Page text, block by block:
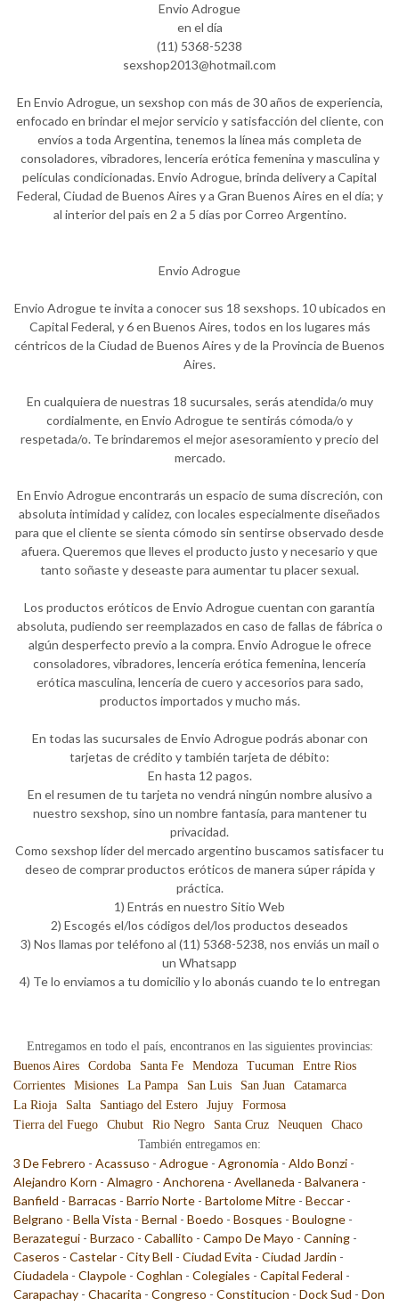
Envio Adrogue
en el día
(11) 5368-5238
sexshop2013@hotmail.com
En Envio Adrogue, un sexshop con más de 30 años de experiencia,
enfocado en brindar el mejor servicio y satisfacción del cliente, con
envíos a toda Argentina, tenemos la línea más completa de
consoladores, vibradores, lencería erótica femenina y masculina y
películas condicionadas. Envio Adrogue, brinda delivery a Capital
Federal, Ciudad de Buenos Aires y a Gran Buenos Aires en el día; y
al interior del pais en 2 a 5 días por Correo Argentino.
Envio Adrogue
Envio Adrogue te invita a conocer sus 18 sexshops. 10 ubicados en
Capital Federal, y 6 en Buenos Aires, todos en los lugares más
céntricos de la Ciudad de Buenos Aires y de la Provincia de Buenos
Aires.
En cualquiera de nuestras 18 sucursales, serás atendida/o muy
cordialmente, en Envio Adrogue te sentirás cómoda/o y
respetada/o. Te brindaremos el mejor asesoramiento y precio del
mercado.
En Envio Adrogue encontrarás un espacio de suma discreción, con
absoluta intimidad y calidez, con locales especialmente diseñados
para que el cliente se sienta cómodo sin sentirse observado desde
afuera. Queremos que lleves el producto justo y necesario y que
tanto soñaste y deseaste para aumentar tu placer sexual.
Los productos eróticos de Envio Adrogue cuentan con garantía
absoluta, pudiendo ser reemplazados en caso de fallas de fábrica o
algún desperfecto previo a la compra. Envio Adrogue le ofrece
consoladores, vibradores, lencería erótica femenina, lencería
erótica masculina, lencería de cuero y accesorios para sado,
productos importados y mucho más.
En todas las sucursales de Envio Adrogue podrás abonar con
tarjetas de crédito y también tarjeta de débito:
En hasta 12 pagos.
En el resumen de tu tarjeta no vendrá ningún nombre alusivo a
nuestro sexshop, sino un nombre fantasía, para mantener tu
privacidad.
Como sexshop líder del mercado argentino buscamos satisfacer tu
deseo de comprar productos eróticos de manera súper rápida y
práctica.
1) Entrás en nuestro Sitio Web
2) Escogés el/los códigos del/los productos deseados
3) Nos llamas por teléfono al (11) 5368-5238, nos enviás un mail o
un Whatsapp
4) Te lo enviamos a tu domicilio y lo abonás cuando te lo entregan
Entregamos en todo el país, encontranos en las siguientes provincias:
Buenos Aires
Cordoba Santa Fe Mendoza Tucuman
Entre Rios
Corrientes
Misiones La Pampa San Luis San Juan
Catamarca
La Rioja
Salta Santiago del Estero Jujuy
Formosa
Tierra del Fuego
Chubut Rio Negro Santa Cruz Neuquen
Chaco
También entregamos en:
3 De Febrero - Acassuso - Adrogue - Agronomia - Aldo Bonzi -
Alejandro Korn - Almagro - Anchorena - Avellaneda - Balvanera -
Banfield - Barracas - Barrio Norte - Bartolome Mitre - Beccar -
Belgrano - Bella Vista - Bernal - Boedo - Bosques - Boulogne -
Berazategui - Burzaco - Caballito - Campo De Mayo - Canning -
Caseros - Castelar - City Bell - Ciudad Evita - Ciudad Jardin -
Ciudadela - Claypole - Coghlan - Colegiales - Capital Federal -
Carapachay - Chacarita - Congreso - Constitucion - Dock Sud - Don